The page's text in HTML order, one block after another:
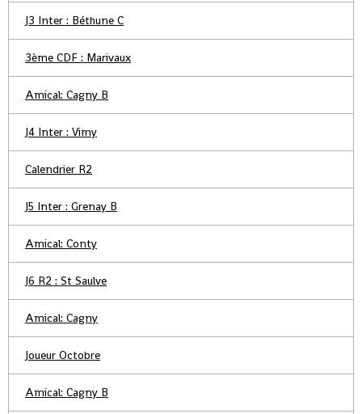
J3 Inter : Béthune C
3ème CDF : Marivaux
Amical: Cagny B
J4 Inter : Vimy
Calendrier R2
J5 Inter : Grenay B
Amical: Conty
J6 R2 : St Saulve
Amical: Cagny
Joueur Octobre
Amical: Cagny B